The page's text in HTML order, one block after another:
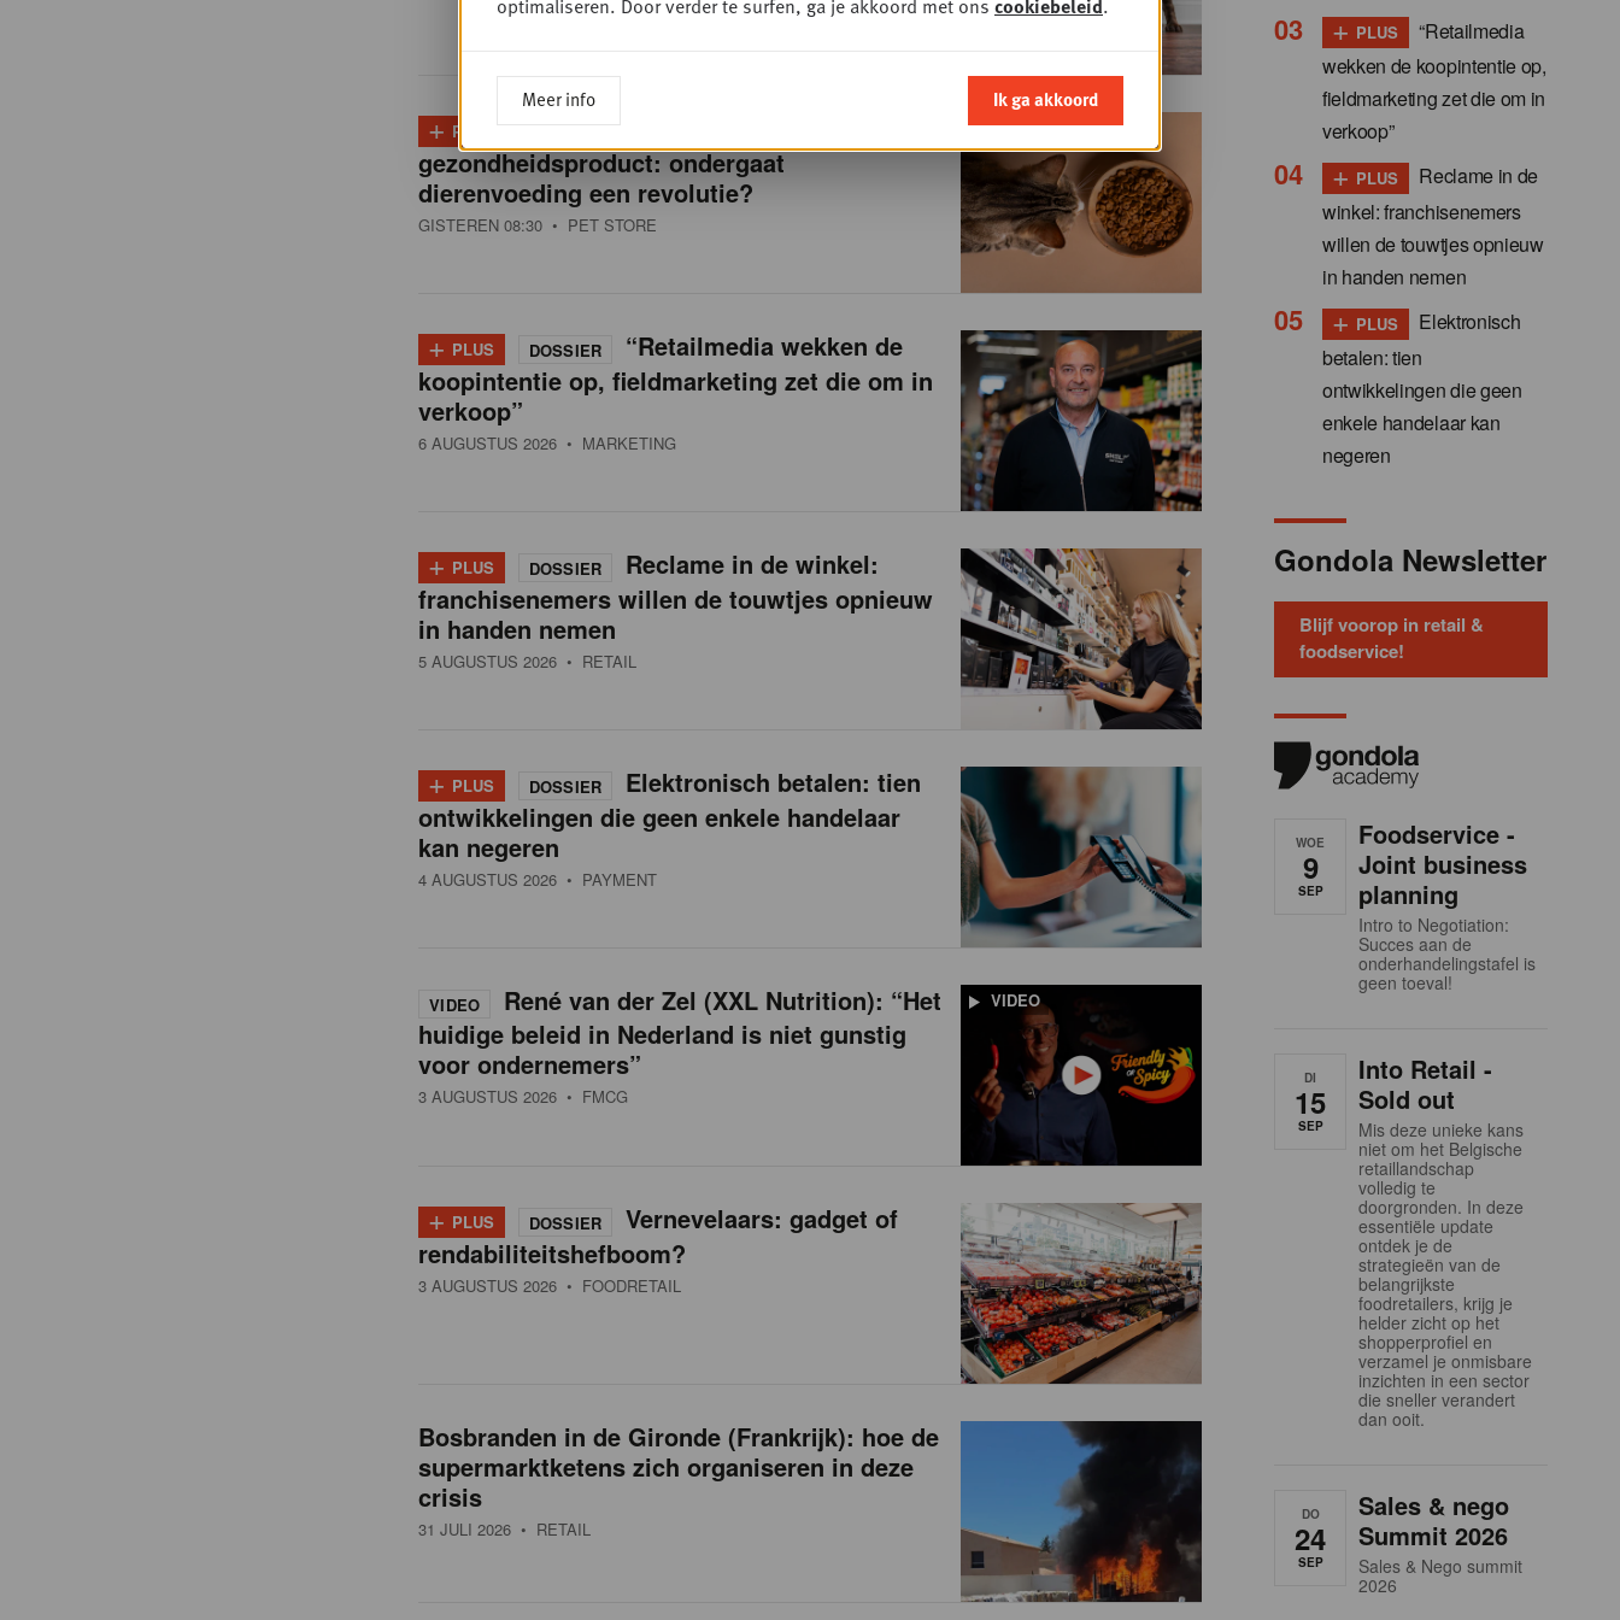
+ PLUS DOSSIER
gezondheidsproduct: ondergaat
dierenvoeding een revolutie?
GISTEREN 08:30 • PET STORE
+ PLUS DOSSIER
“Retailmedia wekken de
koopintentie op, fieldmarketing zet die om in
verkoop”
6 AUGUSTUS 2026 • MARKETING
+ PLUS DOSSIER
Reclame in de winkel:
franchisenemers willen de touwtjes opnieuw
in handen nemen
5 AUGUSTUS 2026 • RETAIL
+ PLUS DOSSIER
Elektronisch betalen: tien
ontwikkelingen die geen enkele handelaar
kan negeren
4 AUGUSTUS 2026 • PAYMENT
VIDEO
VIDEO
René van der Zel (XXL Nutrition): “Het
huidige beleid in Nederland is niet gunstig
voor ondernemers”
3 AUGUSTUS 2026 • FMCG
+ PLUS DOSSIER
Vernevelaars: gadget of
rendabiliteitshefboom?
3 AUGUSTUS 2026 • FOODRETAIL
Bosbranden in de Gironde (Frankrijk): hoe de
supermarktketens zich organiseren in deze
crisis
31 JULI 2026 • RETAIL
+ PLUS
“Retailmedia
wekken de koopintentie op,
fieldmarketing zet die om in
verkoop”
+ PLUS
Reclame in de
winkel: franchisenemers
willen de touwtjes opnieuw
in handen nemen
+ PLUS
Elektronisch
betalen: tien
ontwikkelingen die geen
enkele handelaar kan
negeren
Gondola Newsletter
Blijf voorop in retail &
foodservice!
WOE
9
SEP
Foodservice -
Joint business
planning
Intro to Negotiation:
Succes aan de
onderhandelingstafel is
geen toeval!
DI
15
SEP
Into Retail -
Sold out
Mis deze unieke kans
niet om het Belgische
retaillandschap
volledig te
doorgronden. In deze
essentiële update
ontdek je de
strategieën van de
belangrijkste
foodretailers, krijg je
helder zicht op het
shopperprofiel en
verzamel je onmisbare
inzichten in een sector
die sneller verandert
dan ooit.
DO
24
SEP
Sales & nego
Summit 2026
Sales & Nego summit
2026
optimaliseren. Door verder te surfen, ga je akkoord met ons cookiebeleid.
Meer info Ik ga akkoord